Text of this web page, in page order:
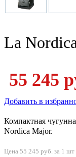
La
55 245
Добавить в
Компактная
Nordica Major.
Цена 55 245 руб. за 1 шт